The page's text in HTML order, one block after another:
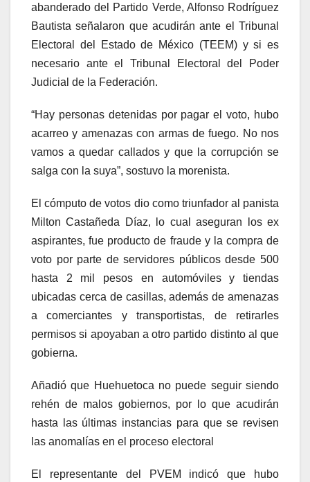
abanderado del Partido Verde, Alfonso Rodríguez
Bautista señalaron que acudirán ante el Tribunal
Electoral del Estado de México (TEEM) y si es
necesario ante el Tribunal Electoral del Poder
Judicial de la Federación.
“Hay personas detenidas por pagar el voto, hubo
acarreo y amenazas con armas de fuego. No nos
vamos a quedar callados y que la corrupción se
salga con la suya”, sostuvo la morenista.
El cómputo de votos dio como triunfador al panista
Milton Castañeda Díaz, lo cual aseguran los ex
aspirantes, fue producto de fraude y la compra de
voto por parte de servidores públicos desde 500
hasta 2 mil pesos en automóviles y tiendas
ubicadas cerca de casillas, además de amenazas
a comerciantes y transportistas, de retirarles
permisos si apoyaban a otro partido distinto al que
gobierna.
Añadió que Huehuetoca no puede seguir siendo
rehén de malos gobiernos, por lo que acudirán
hasta las últimas instancias para que se revisen
las anomalías en el proceso electoral
El representante del PVEM indicó que hubo